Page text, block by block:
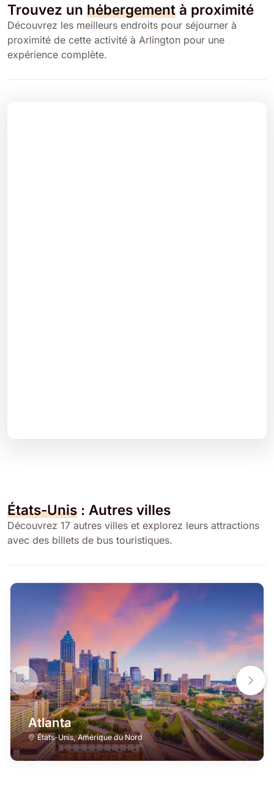
Trouvez un hébergement à proximité
Découvrez les meilleurs endroits pour séjourner à
proximité de cette activité à Arlington pour une
expérience complète.
États-Unis : Autres villes
Découvrez 17 autres villes et explorez leurs attractions
avec des billets de bus touristiques.
Atlanta
États-Unis,Amérique du Nord